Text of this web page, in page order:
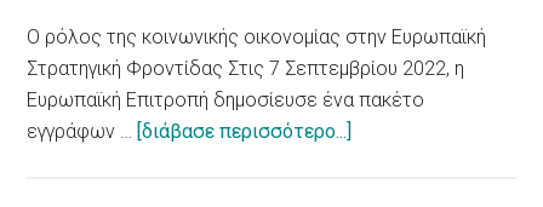
European
Parliament
adopts
Ο ρόλος της κοινωνικής οικονομίας στην Ευρωπαϊκή
Στρατηγική Φροντίδας Στις 7 Σεπτεμβρίου 2022, η
Ευρωπαϊκή Επιτροπή δημοσίευσε ένα πακέτο
εγγράφων … [διάβασε περισσότερο...]